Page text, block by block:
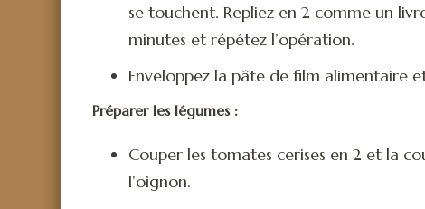
se touchent. Repliez en 2 comme un
minutes et répétez l’opération.
Enveloppez la pâte de film alimentaire
Préparer les légumes :
Couper les tomates cerises en 2 et la
l’oignon.